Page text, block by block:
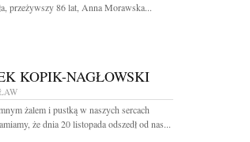
przeżywszy 86 lat, Anna Morawska...
KOPIK-NAGŁOWSKI
żalem i pustką w naszych sercach
że dnia 20 listopada odszedł od nas...